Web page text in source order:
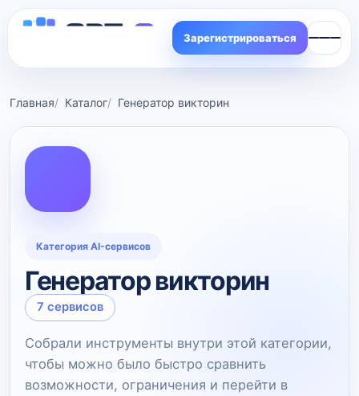
Зарегистрироваться
Главная Каталог Генератор викторин
Категория AI-сервисов
Генератор викторин
7 сервисов
Собрали инструменты внутри этой категории,
чтобы можно было быстро сравнить
возможности, ограничения и перейти в